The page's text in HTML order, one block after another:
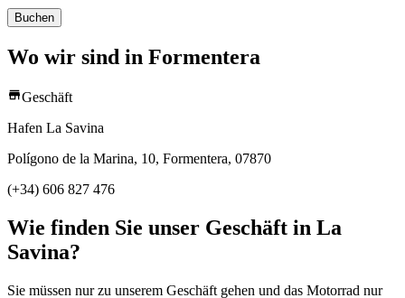
Buchen
Wo wir sind in Formentera
Geschäft
Hafen La Savina
Polígono de la Marina, 10, Formentera, 07870
(+34) 606 827 476
Wie finden Sie unser Geschäft in La
Savina?
Sie müssen nur zu unserem Geschäft gehen und das Motorrad nur